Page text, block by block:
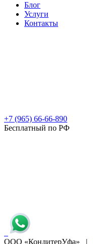
Блог
Услуги
Контакты
+7 (965) 66-66-890
Бесплатный по РФ
ООО «КондитерУфа» |